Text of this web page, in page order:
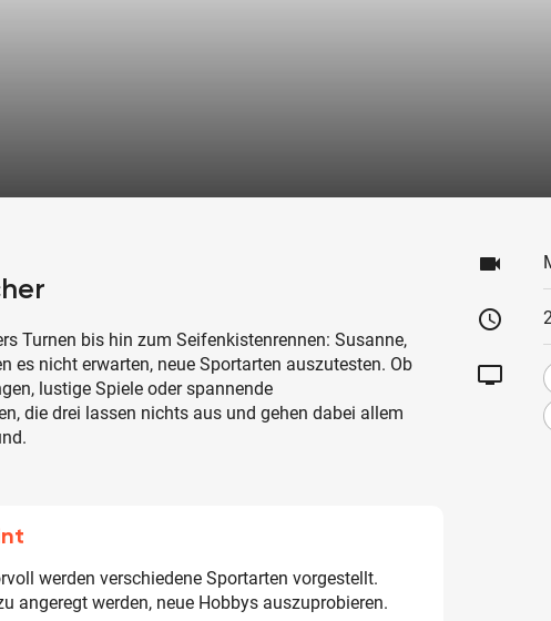
Turnen bis hin zum Seifenkistenrennen: Susanne,
es nicht erwarten, neue Sportarten auszutesten. Ob
lustige Spiele oder spannende
die drei lassen nichts aus und gehen dabei allem
werden verschiedene Sportarten vorgestellt.
angeregt werden, neue Hobbys auszuprobieren.
videocam
schedule
tv